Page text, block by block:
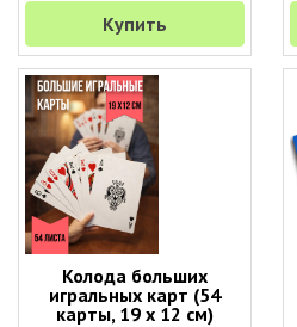
Купить
Колода больших
игральных карт (54
карты, 19 х 12 см)